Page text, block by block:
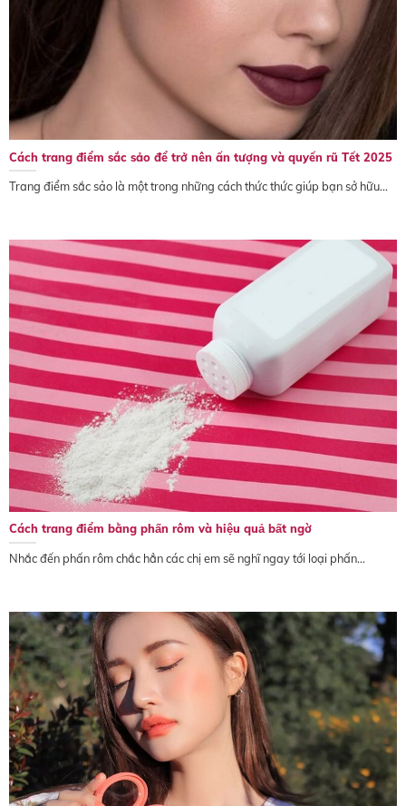
Cách trang điểm sắc sảo để trở nên ấn tượng và quyến rũ Tết 2025
Trang điểm sắc sảo là một trong những cách thức thức giúp bạn sở hữu...
Cách trang điểm bằng phấn rôm và hiệu quả bất ngờ
Nhắc đến phấn rôm chắc hẳn các chị em sẽ nghĩ ngay tới loại phấn...